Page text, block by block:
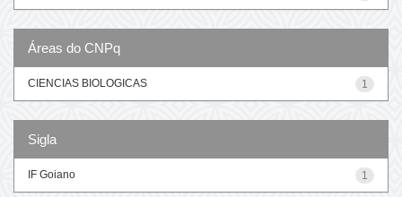
Áreas do CNPq
1
CIENCIAS BIOLOGICAS
Sigla
1
IF Goiano